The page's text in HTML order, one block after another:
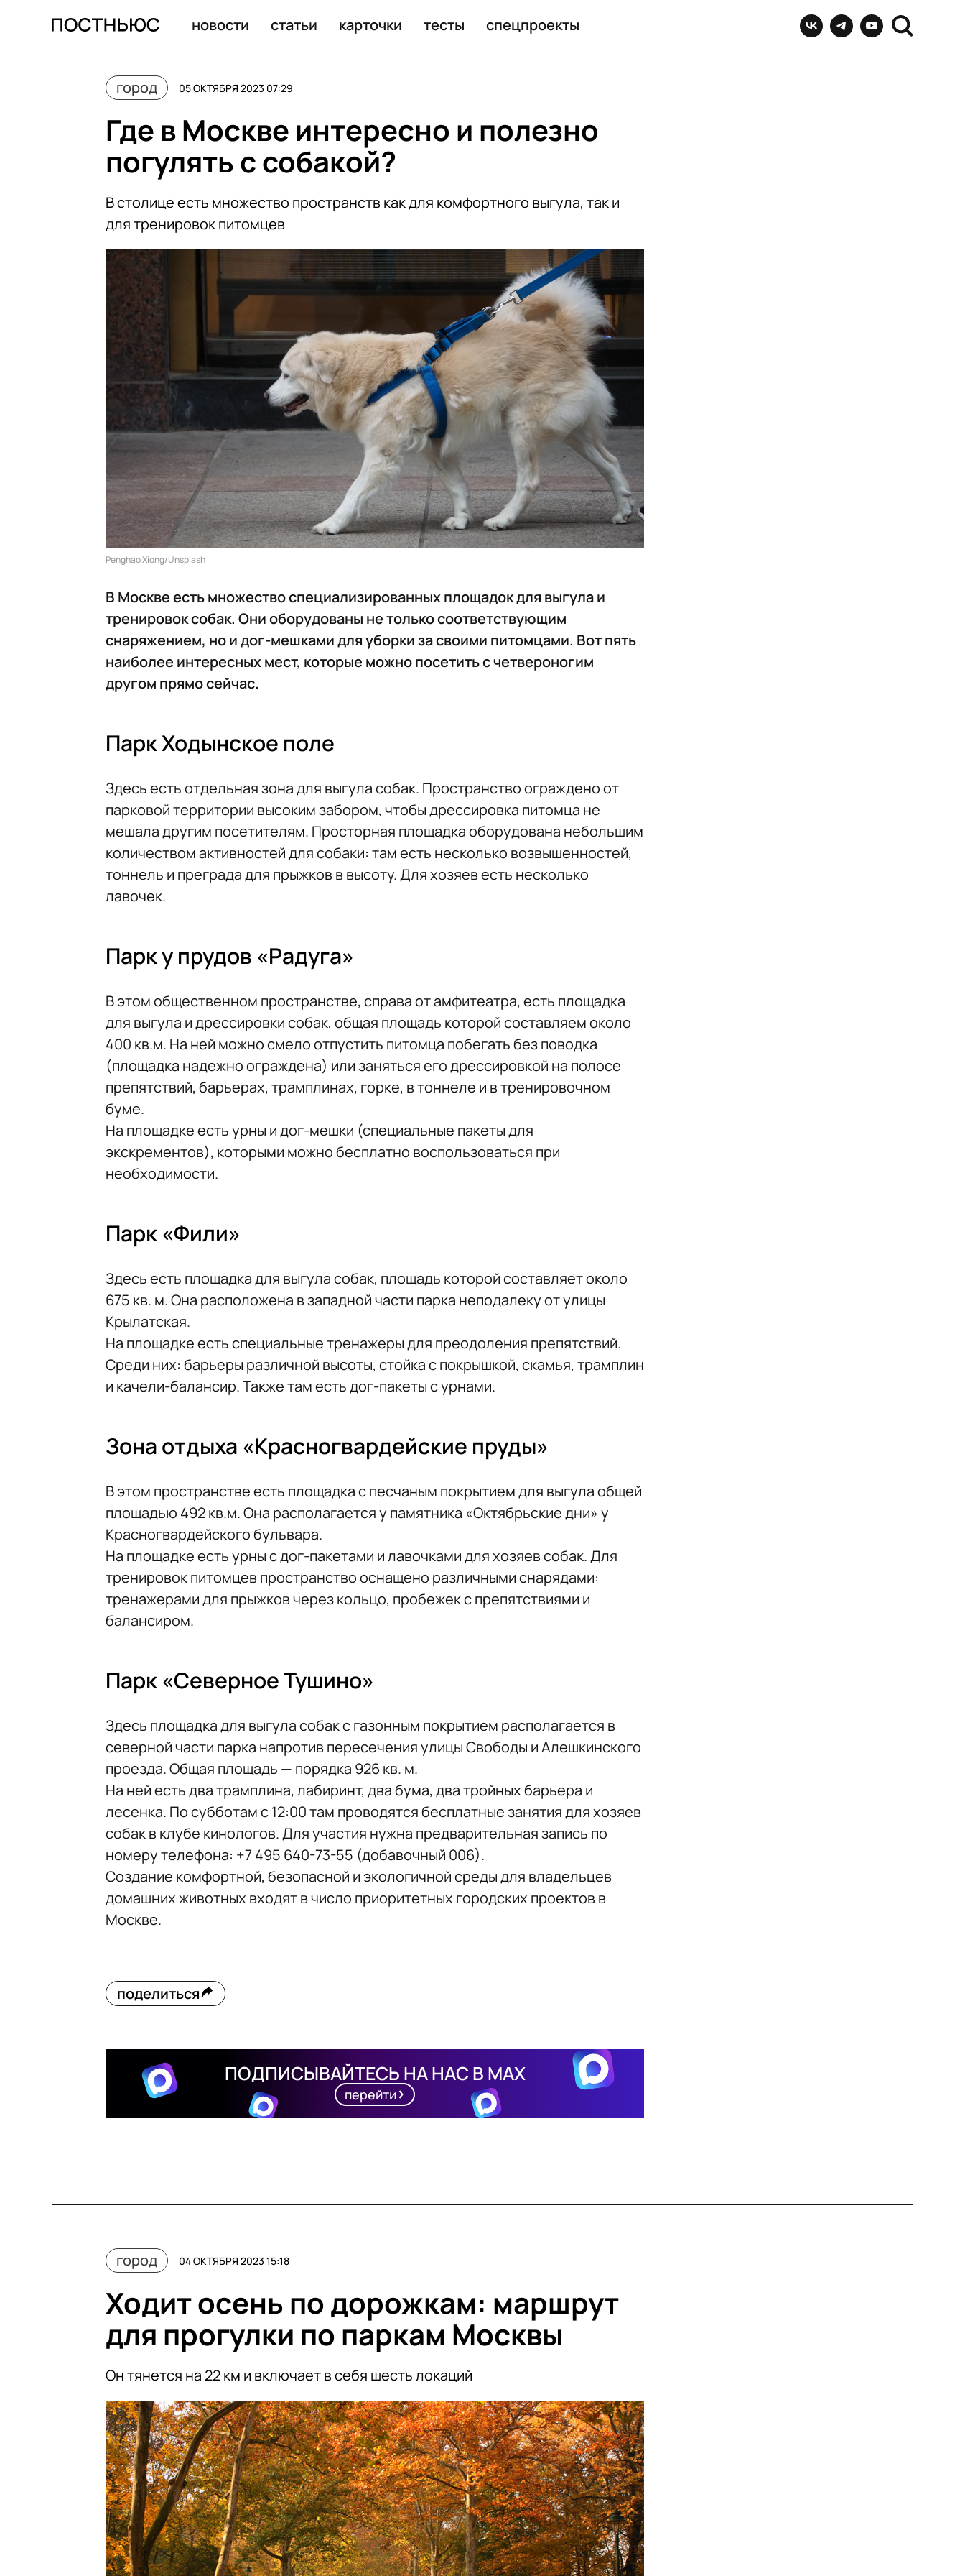
новости статьи карточки тесты спецпроекты
город 05 ОКТЯБРЯ 2023 07:29
Где в Москве интересно и полезно
погулять с собакой?
В столице есть множество пространств как для комфортного выгула, так и
для тренировок питомцев
Penghao Xiong/Unsplash
В Москве есть множество специализированных площадок для выгула и
тренировок собак. Они оборудованы не только соответствующим
снаряжением, но и дог-мешками для уборки за своими питомцами. Вот пять
наиболее интересных мест, которые можно посетить с четвероногим
другом прямо сейчас.
Парк Ходынское поле
Здесь есть отдельная зона для выгула собак. Пространство ограждено от
парковой территории высоким забором, чтобы дрессировка питомца не
мешала другим посетителям. Просторная площадка оборудована небольшим
количеством активностей для собаки: там есть несколько возвышенностей,
тоннель и преграда для прыжков в высоту. Для хозяев есть несколько
лавочек.
Парк у прудов «Радуга»
В этом общественном пространстве, справа от амфитеатра, есть площадка
для выгула и дрессировки собак, общая площадь которой составляем около
400 кв.м. На ней можно смело отпустить питомца побегать без поводка
(площадка надежно ограждена) или заняться его дрессировкой на полосе
препятствий, барьерах, трамплинах, горке, в тоннеле и в тренировочном
буме.
На площадке есть урны и дог-мешки (специальные пакеты для
экскрементов), которыми можно бесплатно воспользоваться при
необходимости.
Парк «Фили»
Здесь есть площадка для выгула собак, площадь которой составляет около
675 кв. м. Она расположена в западной части парка неподалеку от улицы
Крылатская.
На площадке есть специальные тренажеры для преодоления препятствий.
Среди них: барьеры различной высоты, стойка с покрышкой, скамья, трамплин
и качели-балансир. Также там есть дог-пакеты с урнами.
Зона отдыха «Красногвардейские пруды»
В этом пространстве есть площадка с песчаным покрытием для выгула общей
площадью 492 кв.м. Она располагается у памятника «Октябрьские дни» у
Красногвардейского бульвара.
На площадке есть урны с дог-пакетами и лавочками для хозяев собак. Для
тренировок питомцев пространство оснащено различными снарядами:
тренажерами для прыжков через кольцо, пробежек с препятствиями и
балансиром.
Парк «Северное Тушино»
Здесь площадка для выгула собак с газонным покрытием располагается в
северной части парка напротив пересечения улицы Свободы и Алешкинского
проезда. Общая площадь — порядка 926 кв. м.
На ней есть два трамплина, лабиринт, два бума, два тройных барьера и
лесенка. По субботам с 12:00 там проводятся бесплатные занятия для хозяев
собак в клубе кинологов. Для участия нужна предварительная запись по
номеру телефона: +7 495 640-73-55 (добавочный 006).
Создание комфортной, безопасной и экологичной среды для владельцев
домашних животных входят в число приоритетных городских проектов в
Москве.
поделиться
ПОДПИСЫВАЙТЕСЬ НА НАС В MAX
перейти
город 04 ОКТЯБРЯ 2023 15:18
Ходит осень по дорожкам: маршрут
для прогулки по паркам Москвы
Он тянется на 22 км и включает в себя шесть локаций